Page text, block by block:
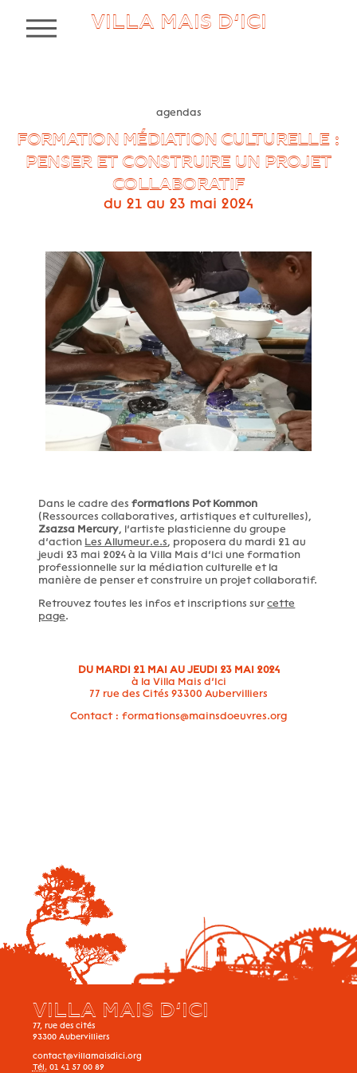
VILLA MAIS D’ICI
MENU
agendas
FORMATION MÉDIATION CULTURELLE :
PENSER ET CONSTRUIRE UN PROJET
COLLABORATIF
du 21 au 23 mai 2024
Dans le cadre desformations Pot Kommon
(Ressources collaboratives, artistiques et culturelles),
Zsazsa Mercury, l’artiste plasticienne du groupe
d’action Les Allumeur.e.s, proposera du mardi 21 au
jeudi 23 mai 2024 à la Villa Mais d’Ici une formation
professionnelle sur la médiation culturelle et la
manière de penser et construire un projet collaboratif.
Retrouvez toutes les infos et inscriptions surcette
page.
DU MARDI 21 MAI AU JEUDI 23 MAI 2024
à la Villa Mais d’Ici
77 rue des Cités 93300 Aubervilliers
Contact : formations@mainsdoeuvres.org
VILLA MAIS D’ICI
77, rue des cités
93300 Aubervilliers
contact@villamaisdici.org
Tél. 01 41 57 00 89